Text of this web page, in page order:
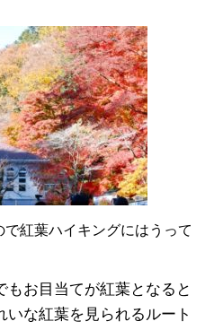
紅葉ハイキングにはうって
お目当てが紅葉となると
な紅葉を見られるルート